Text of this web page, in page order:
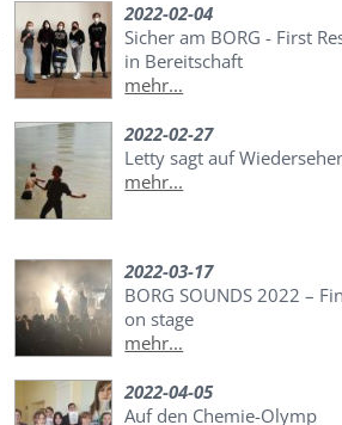
2022-02-04
Sicher am BORG - First
in Bereitschaft
mehr...
2022-02-27
Letty sagt auf
mehr...
2022-03-17
BORG SOUNDS 2022 –
on stage
mehr...
2022-04-05
Auf den Chemie-Olymp